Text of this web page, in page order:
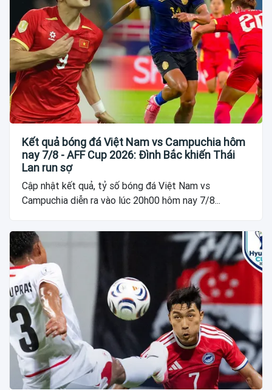
Kết quả bóng đá Việt Nam vs Campuchia hôm
nay 7/8 - AFF Cup 2026: Đình Bắc khiến Thái
Lan run sợ
Cập nhật kết quả, tỷ số bóng đá Việt Nam vs
Campuchia diễn ra vào lúc 20h00 hôm nay 7/8...